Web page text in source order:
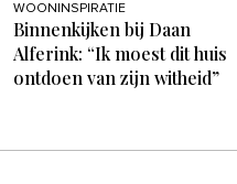
WOONINSPIRATIE
Binnenkijken bij Daan
Alferink: “Ik moest dit huis
ontdoen van zijn witheid”